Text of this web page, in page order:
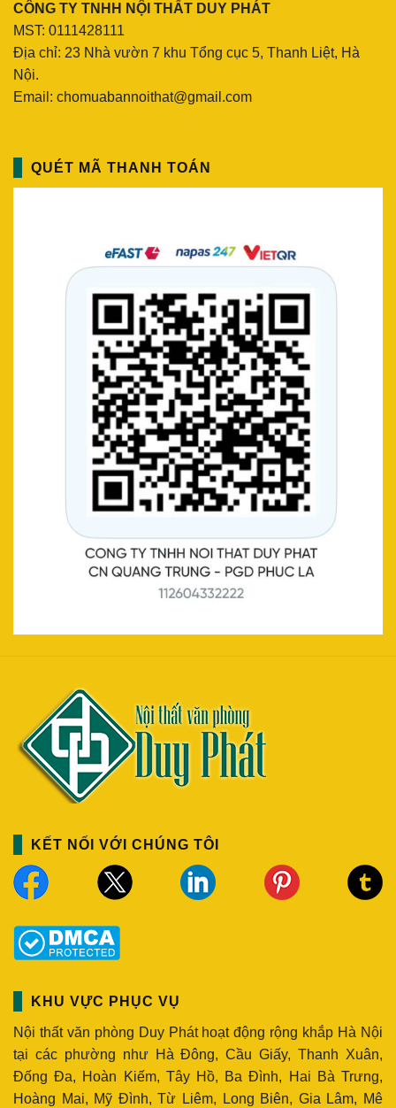
CÔNG TY TNHH NỘI THẤT DUY PHÁT
MST: 0111428111
Địa chỉ: 23 Nhà vườn 7 khu Tổng cục 5, Thanh Liệt, Hà
Nội.
Email: chomuabannoithat@gmail.com
QUÉT MÃ THANH TOÁN
KẾT NỐI VỚI CHÚNG TÔI
KHU VỰC PHỤC VỤ
Nội thất văn phòng Duy Phát hoạt động rộng khắp Hà Nội
tại các phường như Hà Đông, Cầu Giấy, Thanh Xuân,
Đống Đa, Hoàn Kiếm, Tây Hồ, Ba Đình, Hai Bà Trưng,
Hoàng Mai, Mỹ Đình, Từ Liêm, Long Biên, Gia Lâm, Mê